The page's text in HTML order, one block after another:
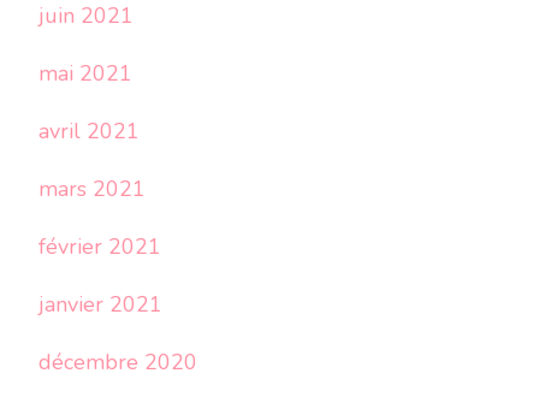
juin 2021
mai 2021
avril 2021
mars 2021
février 2021
janvier 2021
décembre 2020